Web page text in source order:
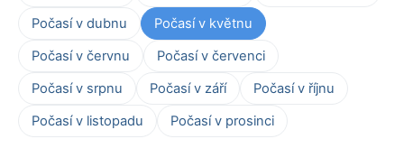
Počasí v dubnu
Počasí v květnu
Počasí v červnu
Počasí v červenci
Počasí v srpnu
Počasí v září
Počasí v říjnu
Počasí v listopadu
Počasí v prosinci